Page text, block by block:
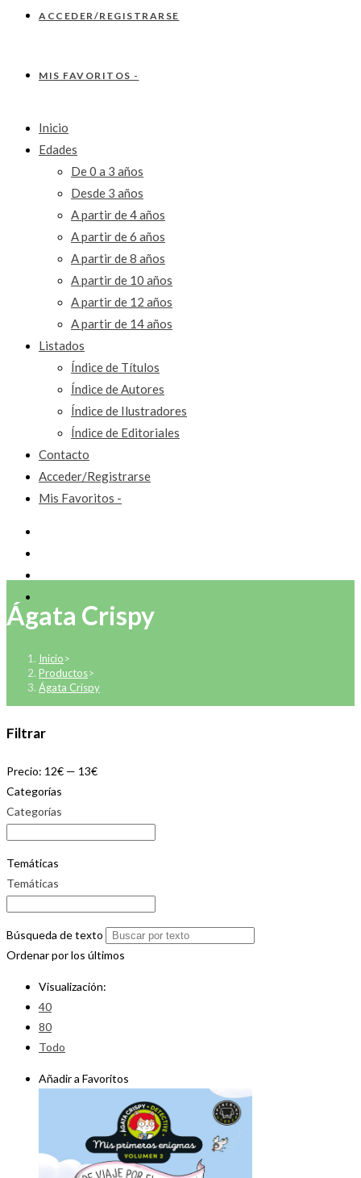
ACCEDER/REGISTRARSE
MIS FAVORITOS -
Inicio
Edades
De 0 a 3 años
Desde 3 años
A partir de 4 años
A partir de 6 años
A partir de 8 años
A partir de 10 años
A partir de 12 años
A partir de 14 años
Listados
Índice de Títulos
Índice de Autores
Índice de Ilustradores
Índice de Editoriales
Contacto
Acceder/Registrarse
Mis Favoritos -
Ágata Crispy
Inicio>
Productos>
Ágata Crispy
Filtrar
Precio: 12€ — 13€
Categorías
Categorías
Temáticas
Temáticas
Búsqueda de texto
Ordenar por los últimos
Visualización:
40
80
Todo
Añadir a Favoritos